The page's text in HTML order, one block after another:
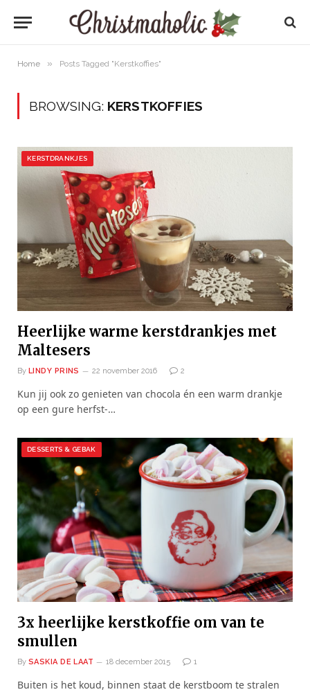
Home » Posts Tagged "Kerstkoffies"
BROWSING: KERSTKOFFIES
KERSTDRANKJES
Heerlijke warme kerstdrankjes met
Maltesers
By LINDY PRINS 22 november 2016 2
Kun jij ook zo genieten van chocola én een warm drankje
op een gure herfst-…
DESSERTS & GEBAK
3x heerlijke kerstkoffie om van te
smullen
By SASKIA DE LAAT 18 december 2015 1
Buiten is het koud, binnen staat de kerstboom te stralen